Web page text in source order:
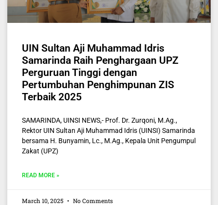
UIN Sultan Aji Muhammad Idris
Samarinda Raih Penghargaan UPZ
Perguruan Tinggi dengan
Pertumbuhan Penghimpunan ZIS
Terbaik 2025
SAMARINDA, UINSI NEWS,- Prof. Dr. Zurqoni, M.Ag.,
Rektor UIN Sultan Aji Muhammad Idris (UINSI) Samarinda
bersama H. Bunyamin, Lc., M.Ag., Kepala Unit Pengumpul
Zakat (UPZ)
READ MORE »
March 10, 2025 No Comments